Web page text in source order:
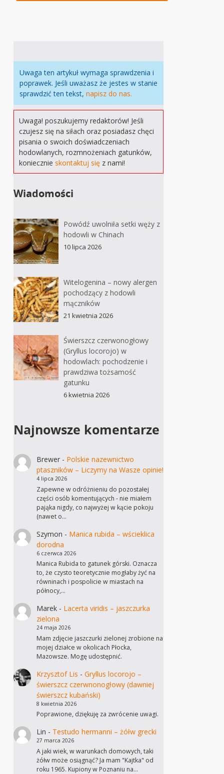
Uwaga ten artykuł wymaga sprawdzenia i
poprawek. Jeśli uważasz że jestes w stanie
sprawdzić ten tekst,napisz do nas.
Uwaga! poszukujemy redaktorów! Jeśli
czujesz się na siłach oraz posiadasz chęci
pisania o swoich doświadczeniach
hodowlanych, rozmnożeniach gatunków,
koniecznieskontaktuj się z nami!
Wiadomości
Powódź uwolniła setki węży z
hodowli w Chinach
10 lipca 2026
Witelogenina – nowy alergen
pochodzący z hodowli
mączników
21 kwietnia 2026
Świerszcz czerwonogłowy
(Gryllus locorojo) w
hodowlach: pochodzenie i
prawdziwa tożsamość
gatunku
6 kwietnia 2026
Najnowsze komentarze
Brewer- Polskie nazewnictwo
ptaszników – Liczymy na Wasze opinie!
4 lipca 2026
Zapewne w odróżnieniu do pozostałej
części osób komentujących - nie miałem
pająka nigdy, co najwyżej w kącie pokoju
(nawet o…
Szymon - Manica rubida – wścieklica
dorodna
6 czerwca 2026
Manica Rubida to gatunek górski. Oznacza
to, że czysto teoretycznie mogłaby żyć na
równinach i pospolicie w miastach na
północy,…
Marek- Lacerta viridis – jaszczurka
zielona
24 maja 2026
Mam zdjęcie jaszczurki zielonej zrobione na
mojej działce w okolicach Płocka,
Mazowsze. Mogę udostępnić.
Krzysztof Lis - Gryllus locorojo –
świerszcz czerwnonogłowy (dawniej
świerszcz kubański)
8 kwietnia 2026
Poprawione, dziękuję za zwrócenie uwagi.
Lin - Testudo hermanni – żółw grecki
27 marca 2026
A jaki wiek, w warunkach domowych, taki
żółw może osiągnąć? Ja mam "Kajtka" od
roku 1965. Kupiony w Poznaniu na…